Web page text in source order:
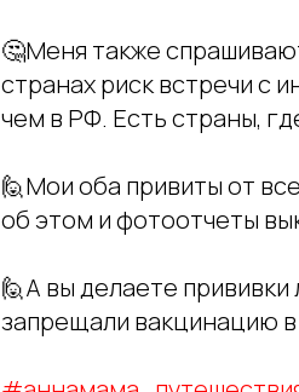
🤔Меня также
странах риск встречи с
чем в РФ. Есть страны,
🙋Мои оба привиты от
об этом и фотоотчеты
🙋А вы делаете
запрещали вакцинацию